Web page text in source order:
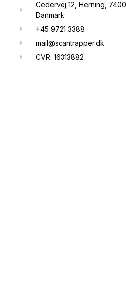
Cedervej 12, Herning, 7400,
Danmark
+45 9721 3388
mail@scantrapper.dk
CVR. 16313882